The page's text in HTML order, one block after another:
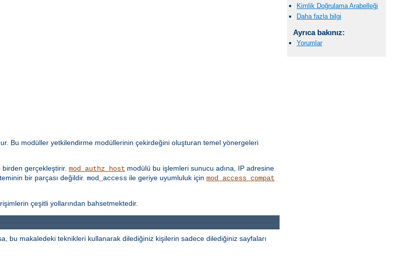
Kimlik Doğrulama Arabelleği
Daha fazla bilgi
Ayrıca bakınız:
Yorumlar
Bu modüller yetkilendirme modüllerinin çekirdeğini oluşturan temel yönergeleri
gerçekleştirir. mod_authz_host modülü bu işlemleri sunucu adına, IP adresine
bir parçası değildir. mod_access ile geriye uyumluluk için mod_access_compat
çeşitli yollarından bahsetmektedir.
bu makaledeki teknikleri kullanarak dilediğiniz kişilerin sadece dilediğiniz sayfaları